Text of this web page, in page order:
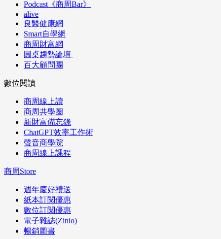
Podcast《商周Bar》
alive
良醫健康網
Smart自學網
商周財富網
圓桌趨勢論壇
百大顧問團
數位閱讀
商周線上讀
商周共學圈
新財富備忘錄
ChatGPT效率工作術
聲音商學院
商周線上課程
商周Store
週年慶好禮送
紙本訂閱優惠
數位訂閱優惠
電子雜誌(Zinio)
暢銷圖書